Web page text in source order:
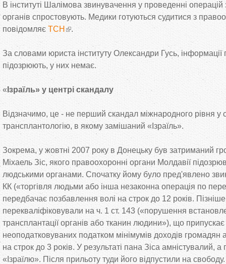
В інституті Шалімова звинувачення у проведенні
органів спростовують. Медики готуються судитися з
повідомляє ТСН .
За словами юриста інституту Олександри Гусь, інформації
підозрюють, у них немає.
«Ізраїль» у центрі скандалу
Відзначимо, це - не перший скандал міжнародного рівня у
трансплантологію, в якому замішаний «Ізраїль».
Зокрема, у жовтні 2007 року в Донецьку був затриманий
Міхаель Зіс, якого правоохоронні органи Молдавії
людськими органами. Спочатку йому було пред'явлено
КК («торгівля людьми або інша незаконна операція по
передбачає позбавлення волі на строк до 12 років.
перекваліфіковували на ч. 1 ст. 143 («порушення
трансплантації органів або тканин людини»), що
неоподатковуваних податком мінімумів доходів
на строк до 3 років. У результаті пана Зіса амністувалий,
«Ізраїлю». Після прильоту туди його відпустили на свободу.